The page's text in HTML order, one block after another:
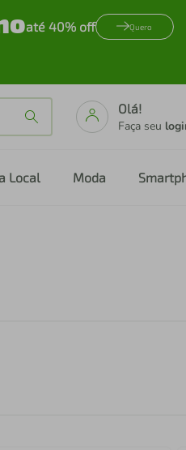
até 40% off Quero
Olá!
Faça seu
Local Moda